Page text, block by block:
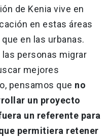
de Kenia vive en
en estas áreas
en las urbanas.
personas migrar
mejores
pensamos que no
un proyecto
un referente para
permitiera retener